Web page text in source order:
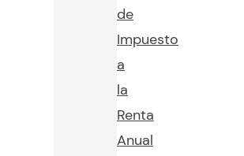
de
Impuesto
a
la
Renta
Anual